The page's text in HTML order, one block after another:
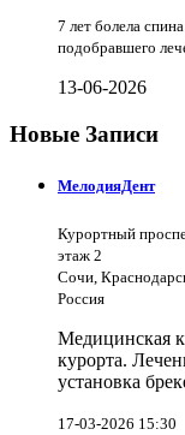
7 лет болела
подобравшего
13-06-2026
Новые Записи
МелодияДент
Курортный
этаж 2
Сочи,
Россия
Медицинская
курорта.
установка
17-03-2026 15:30